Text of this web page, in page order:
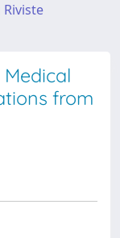
from